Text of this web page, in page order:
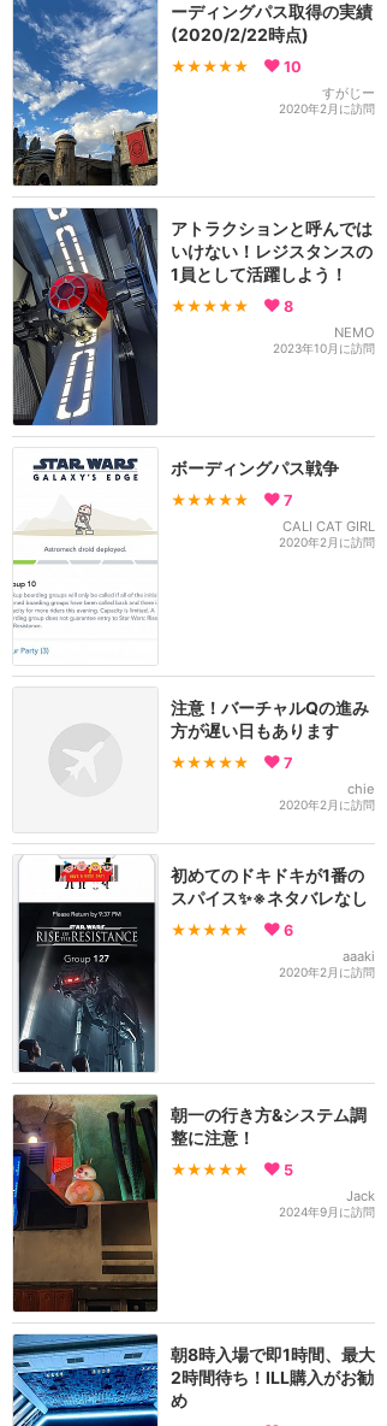
ーディングパス取得の実績
(2020/2/22時点)
★★★★★ 10
すがじー
2020年2月に訪問
アトラクションと呼んでは
いけない！レジスタンスの
1員として活躍しよう！
★★★★★ 8
NEMO
2023年10月に訪問
ボーディングパス戦争
★★★★★ 7
CALI CAT GIRL
2020年2月に訪問
注意！バーチャルQの進み
方が遅い日もあります
★★★★★ 7
chie
2020年2月に訪問
初めてのドキドキが1番の
スパイス✨※ネタバレなし
★★★★★ 6
aaaki
2020年2月に訪問
朝一の行き方&システム調
整に注意！
★★★★★ 5
Jack
2024年9月に訪問
朝8時入場で即1時間、最大
2時間待ち！ILL購入がお勧
め